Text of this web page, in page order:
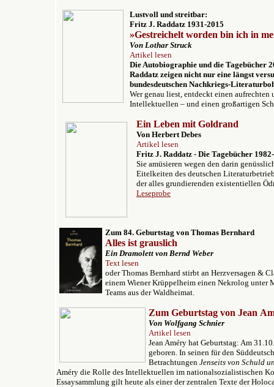
Lustvoll und streitbar:
Fritz J. Raddatz 1931-2015
»Gestreichelt worden bin ich in
Von Lothar Struck
Artikel lesen
Die Autobiographie und die Tagebücher
Raddatz zeigen nicht nur eine längst
bundesdeutschen Nachkriegs-
Wer genau liest, entdeckt einen aufrechten
Intellektuellen – und einen großartigen
Ein Leben mit Goldrand
Von Herbert Debes
Artikel lesen
Fritz J. Raddatz - Die Tagebücher
Sie amüsieren wegen den darin
Eitelkeiten des deutschen
der alles grundierenden existentiellen
Leseprobe
Zum 84. Geburtstag von Thomas Bernhard
Alles ist grauslich
Ein Dramolett von Bernd Weber
Text lesen
oder Thomas Bernhard stirbt an Herzversagen &
einem Wiener Krüppelheim einen Nekrolog unter
Teams aus der Waldheimat.
Zum Geburtstag von Jean
Von Wolfgang Schnier
Artikel lesen
Jean Améry hat Geburtstag: Am
geboren. In seinen für den
Betrachtungen Jenseits von Schuld
Améry die Rolle des Intellektuellen im nationalsozialistischen
Essaysammlung gilt heute als einer der zentralen Texte der